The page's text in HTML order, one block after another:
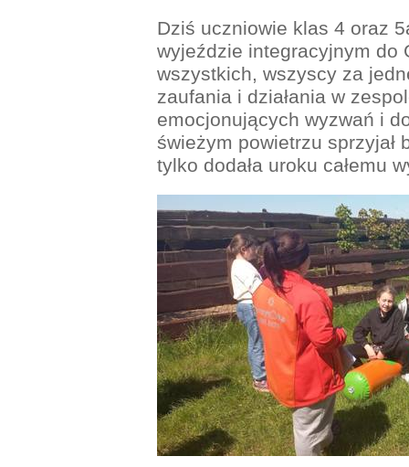
Dziś uczniowie klas 4 oraz
wyjeździe integracyjnym do
wszystkich, wszyscy za
zaufania i działania w
emocjonujących wyzwań i
świeżym powietrzu sprzyjał
tylko dodała uroku całemu